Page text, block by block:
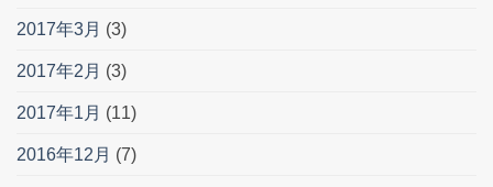
2017年3月 (3)
2017年2月 (3)
2017年1月 (11)
2016年12月 (7)